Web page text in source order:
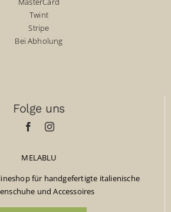
Twint
Stripe
Bei Abholung
Folge uns
MELABLU
für handgefertigte italienische
und Accessoires